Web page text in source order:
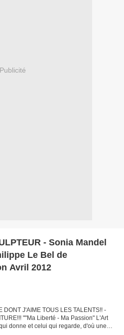
Publicité
Le Bel de
Avril 2012
DONT J'AIME TOUS LES TALENTS!! -
""Ma Liberté - Ma Passion" L'Art
donne et celui qui regarde, d'où une